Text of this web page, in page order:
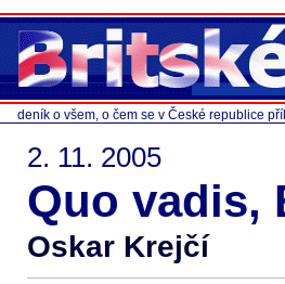
deník o všem, o čem se v České republice
2. 11. 2005
Quo vadis,
Oskar Krejčí